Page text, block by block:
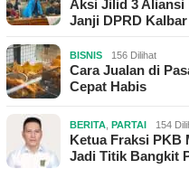
Aksi Jilid 3 Aliansi
Janji DPRD Kalbar
BISNIS 156 Dilihat
Cara Jualan di
Cepat Habis
BERITA PARTAI 154
Ketua Fraksi PKB
Jadi Titik Bangkit